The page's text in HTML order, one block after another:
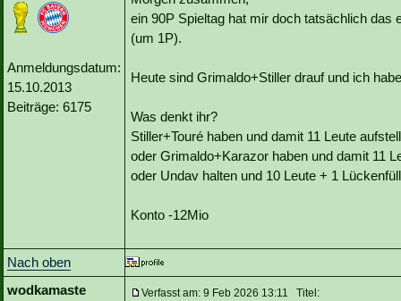
Anmeldungsdatum:
15.10.2013
Beiträge: 6175
ein 90P Spieltag hat mir doch tatsächlich das
(um 1P).
Heute sind Grimaldo+Stiller drauf und ich
Was denkt ihr?
Stiller+Touré haben und damit 11 Leute
oder Grimaldo+Karazor haben und damit 11
oder Undav halten und 10 Leute + 1
Konto -12Mio
Nach oben
wodkamaste
Verfasst am: 9 Feb 2026 13:11 Titel: